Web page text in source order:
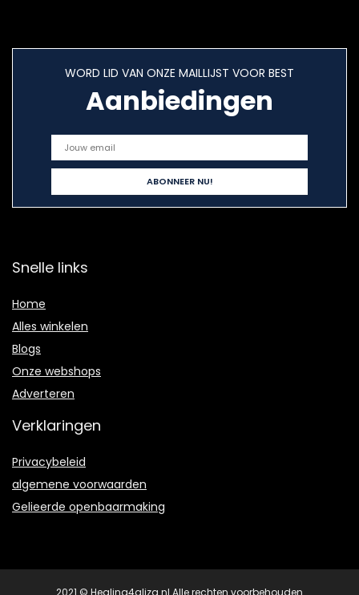
WORD LID VAN ONZE MAILLIJST VOOR BEST
Aanbiedingen
Snelle links
Home
Alles winkelen
Blogs
Onze webshops
Adverteren
Verklaringen
Privacybeleid
algemene voorwaarden
Gelieerde openbaarmaking